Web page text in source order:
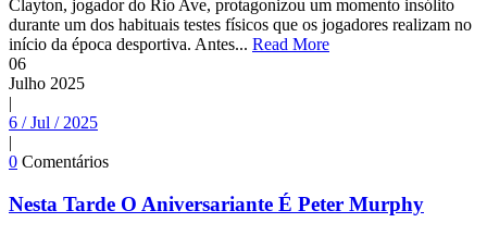
Clayton, jogador do Rio Ave, protagonizou um momento insólito
durante um dos habituais testes físicos que os jogadores realizam no
início da época desportiva. Antes... Read More
06
Julho 2025
|
6 / Jul / 2025
|
0 Comentários
Nesta Tarde O Aniversariante É Peter Murphy